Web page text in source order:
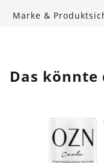
Marke &
Das